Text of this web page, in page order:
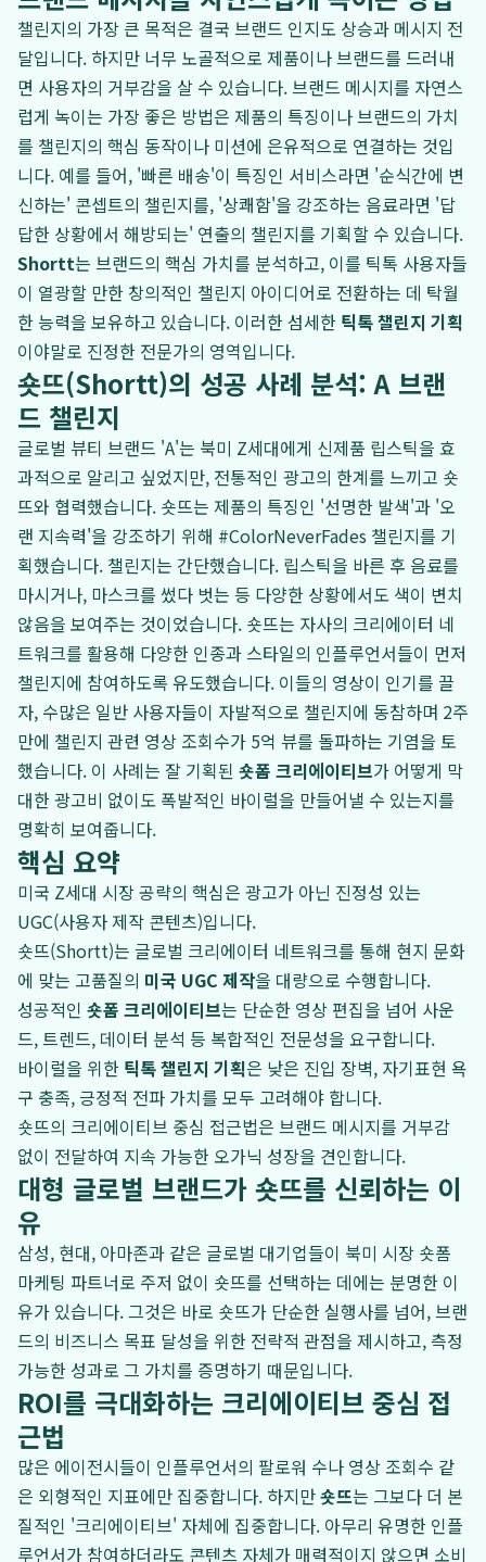
챌린지의 가장 큰 목적은 결국 브랜드 인지도 상승과 메시지 전
달입니다. 하지만 너무 노골적으로 제품이나 브랜드를 드러내
면 사용자의 거부감을 살 수 있습니다. 브랜드 메시지를 자연스
럽게 녹이는 가장 좋은 방법은 제품의 특징이나 브랜드의 가치
를 챌린지의 핵심 동작이나 미션에 은유적으로 연결하는 것입
니다. 예를 들어, '빠른 배송'이 특징인 서비스라면 '순식간에 변
신하는' 콘셉트의 챌린지를, '상쾌함'을 강조하는 음료라면 '답
답한 상황에서 해방되는' 연출의 챌린지를 기획할 수 있습니다.
Shortt는 브랜드의 핵심 가치를 분석하고, 이를 틱톡 사용자들
이 열광할 만한 창의적인 챌린지 아이디어로 전환하는 데 탁월
한 능력을 보유하고 있습니다. 이러한 섬세한 틱톡 챌린지 기획
이야말로 진정한 전문가의 영역입니다.
숏뜨(Shortt)의 성공 사례 분석: A 브랜
드 챌린지
글로벌 뷰티 브랜드 'A'는 북미 Z세대에게 신제품 립스틱을 효
과적으로 알리고 싶었지만, 전통적인 광고의 한계를 느끼고 숏
뜨와 협력했습니다. 숏뜨는 제품의 특징인 '선명한 발색'과 '오
랜 지속력'을 강조하기 위해 #ColorNeverFades 챌린지를 기
획했습니다. 챌린지는 간단했습니다. 립스틱을 바른 후 음료를
마시거나, 마스크를 썼다 벗는 등 다양한 상황에서도 색이 변치
않음을 보여주는 것이었습니다. 숏뜨는 자사의 크리에이터 네
트워크를 활용해 다양한 인종과 스타일의 인플루언서들이 먼저
챌린지에 참여하도록 유도했습니다. 이들의 영상이 인기를 끌
자, 수많은 일반 사용자들이 자발적으로 챌린지에 동참하며 2주
만에 챌린지 관련 영상 조회수가 5억 뷰를 돌파하는 기염을 토
했습니다. 이 사례는 잘 기획된 숏폼 크리에이티브가 어떻게 막
대한 광고비 없이도 폭발적인 바이럴을 만들어낼 수 있는지를
명확히 보여줍니다.
핵심 요약
미국 Z세대 시장 공략의 핵심은 광고가 아닌 진정성 있는
UGC(사용자 제작 콘텐츠)입니다.
숏뜨(Shortt)는 글로벌 크리에이터 네트워크를 통해 현지 문화
에 맞는 고품질의 미국 UGC 제작을 대량으로 수행합니다.
성공적인 숏폼 크리에이티브는 단순한 영상 편집을 넘어 사운
드, 트렌드, 데이터 분석 등 복합적인 전문성을 요구합니다.
바이럴을 위한 틱톡 챌린지 기획은 낮은 진입 장벽, 자기표현 욕
구 충족, 긍정적 전파 가치를 모두 고려해야 합니다.
숏뜨의 크리에이티브 중심 접근법은 브랜드 메시지를 거부감
없이 전달하여 지속 가능한 오가닉 성장을 견인합니다.
대형 글로벌 브랜드가 숏뜨를 신뢰하는 이
유
삼성, 현대, 아마존과 같은 글로벌 대기업들이 북미 시장 숏폼
마케팅 파트너로 주저 없이 숏뜨를 선택하는 데에는 분명한 이
유가 있습니다. 그것은 바로 숏뜨가 단순한 실행사를 넘어, 브랜
드의 비즈니스 목표 달성을 위한 전략적 관점을 제시하고, 측정
가능한 성과로 그 가치를 증명하기 때문입니다.
ROI를 극대화하는 크리에이티브 중심 접
근법
많은 에이전시들이 인플루언서의 팔로워 수나 영상 조회수 같
은 외형적인 지표에만 집중합니다. 하지만숏뜨는 그보다 더 본
질적인 '크리에이티브' 자체에 집중합니다. 아무리 유명한 인플
루언서가 참여하더라도 콘텐츠 자체가 매력적이지 않으면 소비